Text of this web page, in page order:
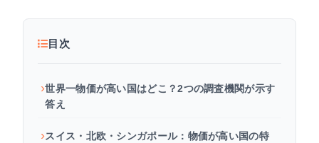
目次
世界一物価が高い国はどこ？2つの調査機関が示す
答え
スイス・北欧・シンガポール：物価が高い国の特